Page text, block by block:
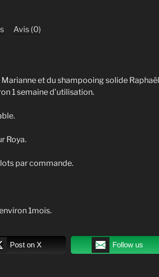
Avis (0)
et du shampooing solide Raphaël
1 semaine d’utilisation.
Roya.
par commande.
1mois.
Post on X Follow us